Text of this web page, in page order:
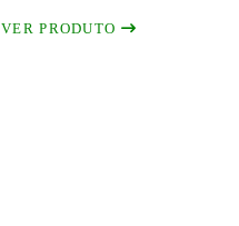
VER PRODUTO